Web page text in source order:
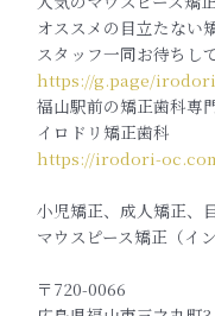
オススメの目立たない
スタッフ一同お待ちし
https://g.page/
福山駅前の矯正歯科専
イロドリ矯正歯科
https://irodori-
小児矯正、成人矯正、
マウスピース矯正（イ
〒720-0066